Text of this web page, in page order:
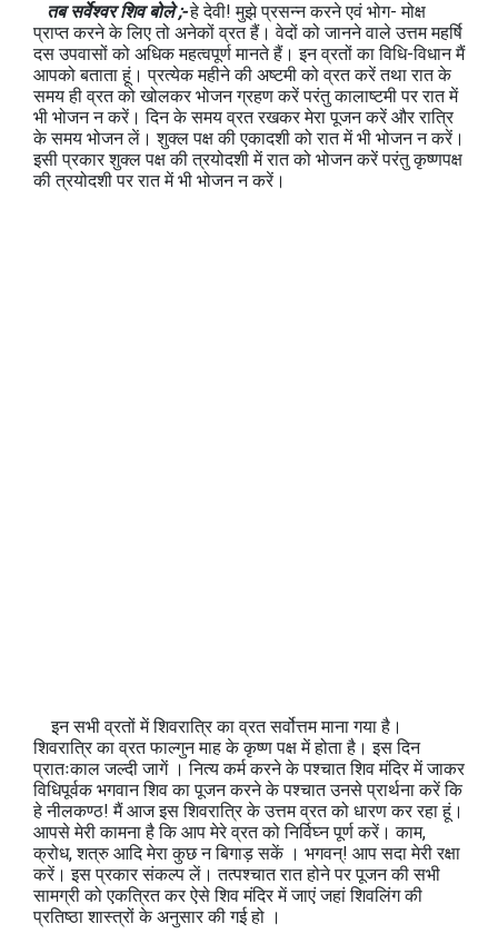
तब सर्वेश्वर शिव बोले ;-हे देवी! मुझे प्रसन्न करने एवं भोग- मोक्ष
प्राप्त करने के लिए तो अनेकों व्रत हैं। वेदों को जानने वाले उत्तम महर्षि
दस उपवासों को अधिक महत्वपूर्ण मानते हैं। इन व्रतों का विधि-विधान मैं
आपको बताता हूं। प्रत्येक महीने की अष्टमी को व्रत करें तथा रात के
समय ही व्रत को खोलकर भोजन ग्रहण करें परंतु कालाष्टमी पर रात में
भी भोजन न करें। दिन के समय व्रत रखकर मेरा पूजन करें और रात्रि
के समय भोजन लें। शुक्ल पक्ष की एकादशी को रात में भी भोजन न करें।
इसी प्रकार शुक्ल पक्ष की त्रयोदशी में रात को भोजन करें परंतु कृष्णपक्ष
की त्रयोदशी पर रात में भी भोजन न करें।
इन सभी व्रतों में शिवरात्रि का व्रत सर्वोत्तम माना गया है।
शिवरात्रि का व्रत फाल्गुन माह के कृष्ण पक्ष में होता है। इस दिन
प्रातःकाल जल्दी जागें । नित्य कर्म करने के पश्चात शिव मंदिर में जाकर
विधिपूर्वक भगवान शिव का पूजन करने के पश्चात उनसे प्रार्थना करें कि
हे नीलकण्ठ! मैं आज इस शिवरात्रि के उत्तम व्रत को धारण कर रहा हूं।
आपसे मेरी कामना है कि आप मेरे व्रत को निर्विघ्न पूर्ण करें। काम,
क्रोध, शत्रु आदि मेरा कुछ न बिगाड़ सकें । भगवन्! आप सदा मेरी रक्षा
करें। इस प्रकार संकल्प लें। तत्पश्चात रात होने पर पूजन की सभी
सामग्री को एकत्रित कर ऐसे शिव मंदिर में जाएं जहां शिवलिंग की
प्रतिष्ठा शास्त्रों के अनुसार की गई हो ।